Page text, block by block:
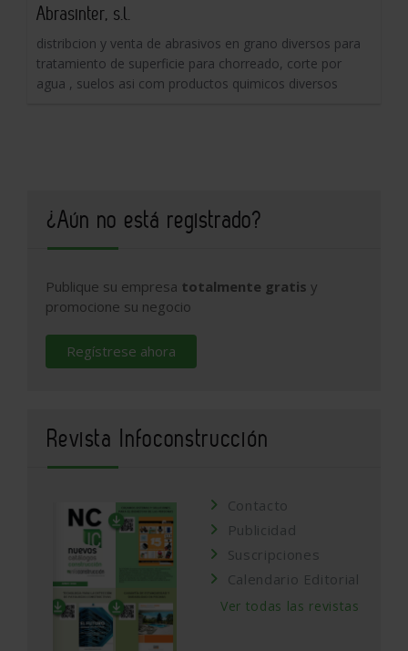
Abrasinter, s.l.
distribcion y venta de abrasivos en grano diversos para
tratamiento de superficie para chorreado, corte por
agua , suelos asi com productos quimicos diversos
¿Aún no está registrado?
Publique su empresa totalmente gratis y
promocione su negocio
Regístrese ahora
Revista Infoconstrucción
Contacto
Publicidad
Suscripciones
Calendario Editorial
Ver todas las revistas